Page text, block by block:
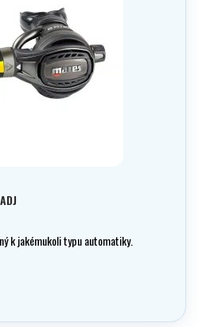
k jakémukoli typu automatiky.